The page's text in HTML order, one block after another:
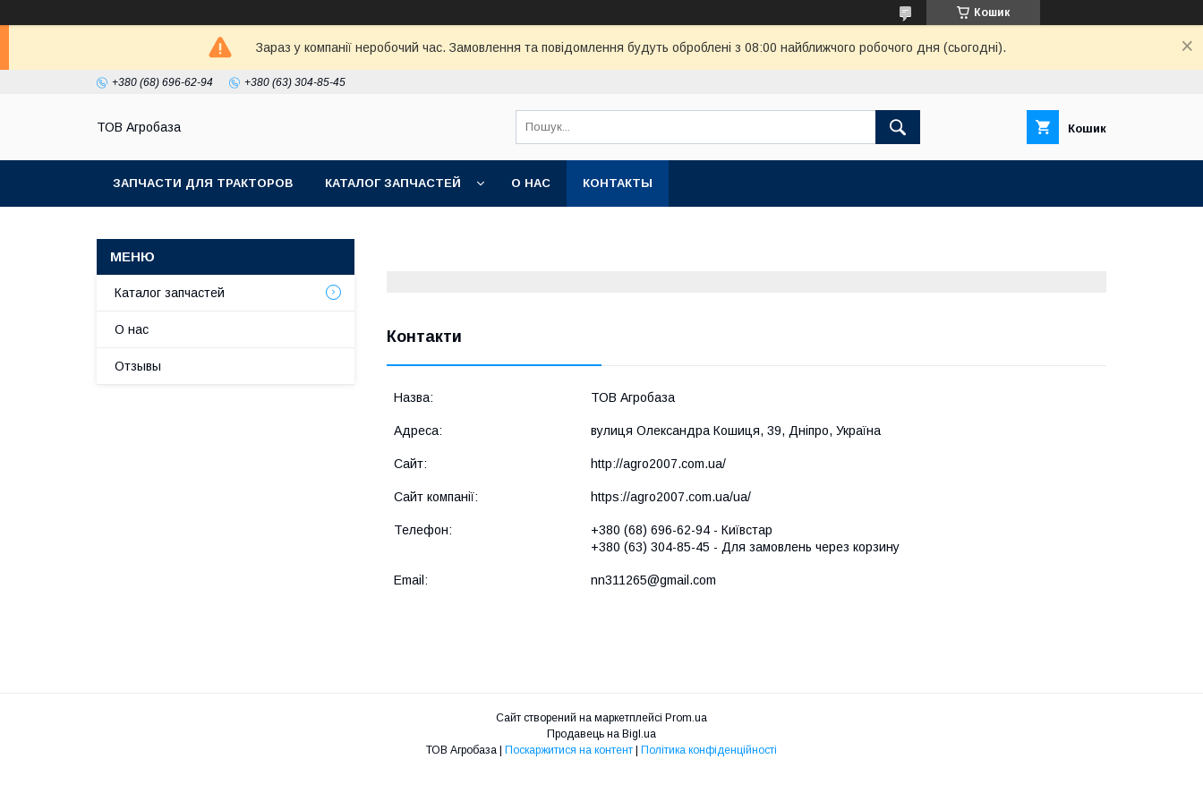
Кошик
Зараз у компанії неробочий час. Замовлення та повідомлення будуть оброблені з 08:00 найближчого робочого дня (сьогодні).
+380 (68) 696-62-94 +380 (63) 304-85-45
ТОВ Агробаза Кошик
ЗАПЧАСТИ ДЛЯ ТРАКТОРОВ КАТАЛОГ ЗАПЧАСТЕЙ О НАС КОНТАКТЫ
Контакти
ТОВ Агробаза
вулиця Олександра Кошиця, 39, Дніпро, Україна
http://agro2007.com.ua/
https://agro2007.com.ua/ua/
+380 (68) 696-62-94
Київстар
+380 (63) 304-85-45
Для замовлень через корзину
nn311265@gmail.com
Каталог запчастей
О нас
Отзывы
Сайт створений на маркетплейсі Prom.ua
Продавець на Bigl.ua
Поскаржитися на контент Політика конфіденційності